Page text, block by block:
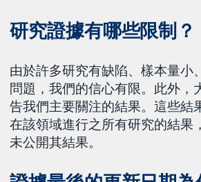
研究證據有哪些限制？
由於許多研究有缺陷、樣本量小
問題，我們的信心有限。此外，
告我們主要關注的結果。這些結
在該領域進行之所有研究的結果
未公開其結果。